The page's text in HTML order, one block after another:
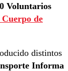
Voluntarios
Cuerpo de
distintos
Informa